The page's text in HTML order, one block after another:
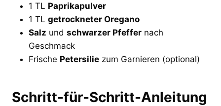
1 TL Paprikapulver
1 TL getrockneter Oregano
Salz und schwarzer Pfeffer nach
Geschmack
Frische Petersilie zum Garnieren (optional)
Schritt-für-Schritt-Anleitung